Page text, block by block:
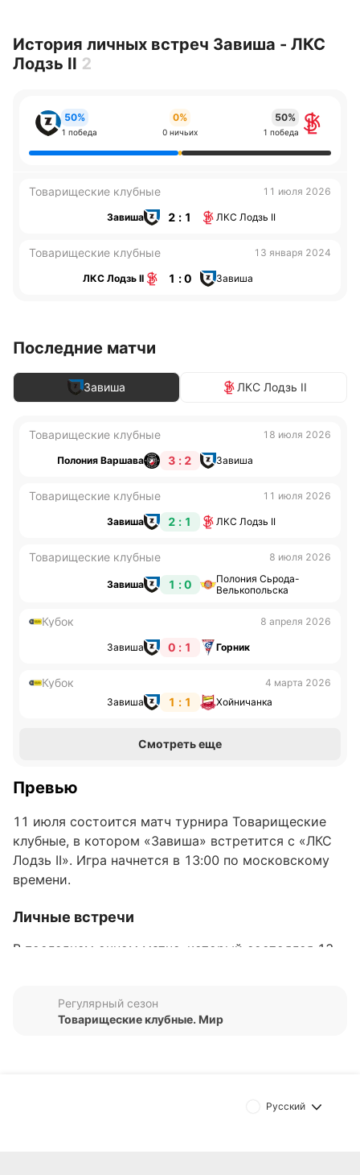
История личных встреч Завиша - ЛКС
Лодзь II 2
50%
1 победа
0%
0 ничьих
50%
1 победа
Товарищеские клубные 11 июля 2026
Завиша 2 : 1 ЛКС Лодзь II
Товарищеские клубные 13 января 2024
ЛКС Лодзь II 1 : 0 Завиша
Последние матчи
Завиша ЛКС Лодзь II
Товарищеские клубные 18 июля 2026
Полония Варшава 3 : 2 Завиша
Товарищеские клубные 11 июля 2026
Завиша 2 : 1 ЛКС Лодзь II
Товарищеские клубные 8 июля 2026
Завиша 1 : 0
Полония Сьрода-
Велькопольска
Кубок 8 апреля 2026
Завиша 0 : 1 Горник
Кубок
4 марта 2026
Завиша
1 : 1 Хойничанка
Смотреть еще
Превью
11 июля состоится матч турнира Товарищеские
клубные, в котором «Завиша» встретится с «ЛКС
Лодзь II». Игра начнется в 13:00 по московскому
времени.
Личные встречи
В последнем очном матче, который состоялся 13
счетом 1:0. Всего команды провели одну встречу,
в которой «Завиша» не одержал ни одной победы,
Регулярный сезон
Товарищеские клубные. Мир
Русский